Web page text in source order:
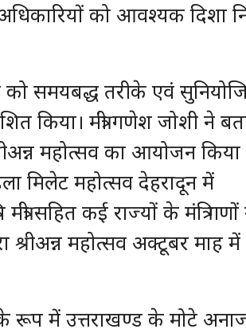
को आवश्यक दिशा
को समयबद्ध तरीके एवं
किया। मंत्री गणेश जोशी ने
महोत्सव का आयोजन किया
मिलेट महोत्सव देहरादून में
सहित कई राज्यों के मंत्रि गणों
श्रीअन्न महोत्सव अक्टूबर माह में
के रूप में उत्तराखण्ड के मोटे